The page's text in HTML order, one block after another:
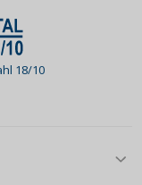
18/10